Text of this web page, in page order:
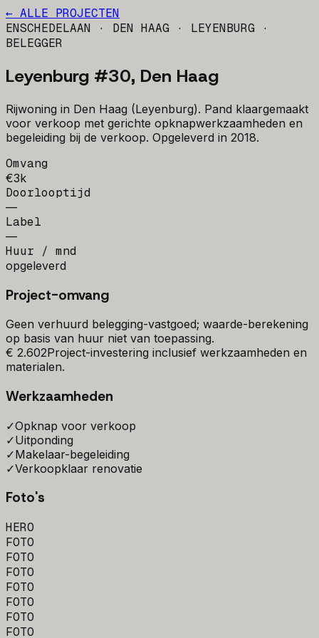
← ALLE PROJECTEN
ENSCHEDELAAN · DEN HAAG · LEYENBURG ·
BELEGGER
Leyenburg #30, Den Haag
Rijwoning in Den Haag (Leyenburg). Pand klaargemaakt
voor verkoop met gerichte opknapwerkzaamheden en
begeleiding bij de verkoop. Opgeleverd in 2018.
Omvang
€3k
Doorlooptijd
—
Label
—
Huur / mnd
opgeleverd
Project-omvang
Geen verhuurd belegging-vastgoed; waarde-berekening
op basis van huur niet van toepassing.
€ 2.602Project-investering inclusief werkzaamheden en
materialen.
Werkzaamheden
✓Opknap voor verkoop
✓Uitponding
✓Makelaar-begeleiding
✓Verkoopklaar renovatie
Foto's
HERO
FOTO
FOTO
FOTO
FOTO
FOTO
FOTO
FOTO